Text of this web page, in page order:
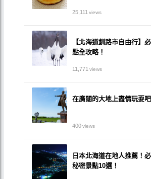
25,111views
【北海道釧路市自由行】
點全攻略！
11,771views
在廣闊的大地上盡情玩耍
400views
日本北海道在地人推薦！
秘密景點10選！